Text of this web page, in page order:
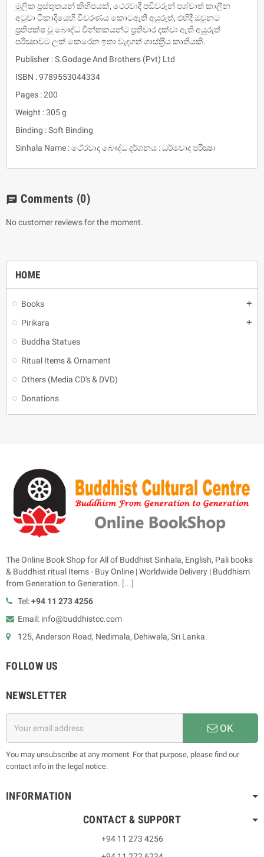
HOME
Books add
Pirikara add
Buddha Statues
Ritual Items & Ornament
Others (Media CD's & DVD)
Donations
මූලික ප‍්‍රස්තුතයන් කිහිපයක්, ථෙරවාදී පඬිවරුන් පශ්චාත් කාලීන
අටුවා ටීකාදියෙහි විවරණය කොටඇති අයුරුත්, එහිදී ඔවුනට
ප‍්‍රතිපක්ෂ වූ බෞද්ධ චින්තකයන්ට ප‍්‍රතිචාර දක්වා ඇති අයුරුත්
පරීක්‍ෂාවට ලක් කෙරෙන ඉතා වැදගත් ශාස්ත‍්‍රීය කෘතියකි.
Publisher : S.Godage And Brothers (Pvt) Ltd
ISBN : 9789553044334
Pages : 200
Weight : 305 g
Binding : Soft Binding
Sinhala Name : ථේරවාද බෞද්ධ දර්ශනය : ධර්මවාද පරීක්‍ෂා
chat Comments (0)
No customer reviews for the moment.
The Online Book Shop for All of Buddhist Sinhala, English, Pali books
& Buddhist ritual Items - Buy Online | Worldwide Delivery | Buddhism
from Generation to Generation. [...]
Tel:+94 11 273 4256
Email: info@buddhistcc.com
125, Anderson Road, Nedimala, Dehiwala, Sri Lanka.
FOLLOW US
NEWSLETTER
OK
You may unsubscribe at any moment. For that purpose, please find our
contact info in the legal notice.
INFORMATION
CONTACT & SUPPORT
+94 11 273 4256